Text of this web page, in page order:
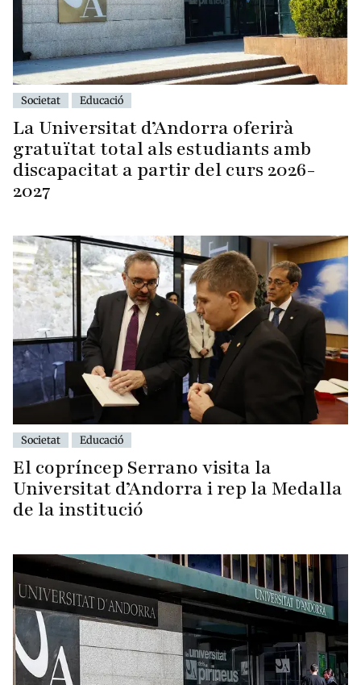
Societat Educació
La Universitat d’Andorra oferirà
gratuïtat total als estudiants amb
discapacitat a partir del curs 2026-
2027
Societat Educació
El copríncep Serrano visita la
Universitat d’Andorra i rep la Medalla
de la institució